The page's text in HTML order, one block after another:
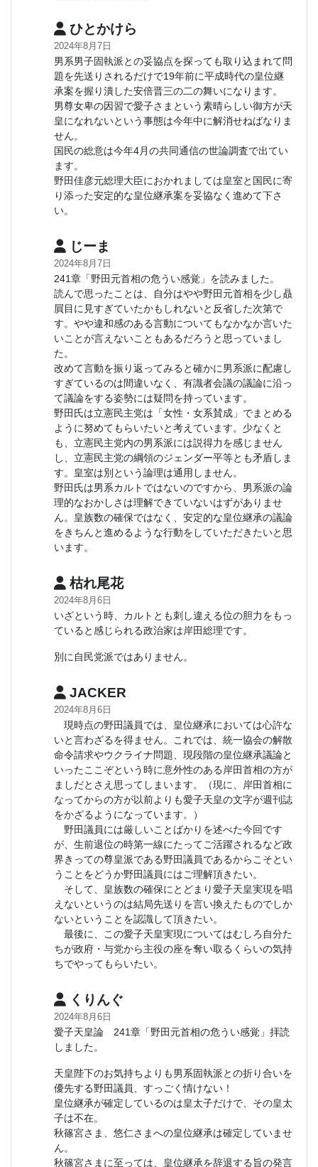
ひとかけら
2024年8月7日
男系男子固執派との妥協点を探っても取り込まれて問
題を先送りされるだけで19年前に平成時代の皇位継
承案を握り潰した安倍晋三の二の舞いになります。
男尊女卑の因習で愛子さまという素晴らしい御方が天
皇になれないという事態は今年中に解消せねばなりま
せん。
国民の総意は今年4月の共同通信の世論調査で出てい
ます。
野田佳彦元総理大臣におかれましては皇室と国民に寄
り添った安定的な皇位継承案を妥協なく進めて下さ
い。
じーま
2024年8月7日
241章「野田元首相の危うい感覚」を読みました。
読んで思ったことは、自分はやや野田元首相を少し贔
屓目に見すぎていたかもしれないと反省した次第で
す。やや違和感のある言動についてもなかなか言いた
いことが言えないこともあるだろうと思っていまし
た。
改めて言動を振り返ってみると確かに男系派に配慮し
すぎているのは間違いなく、有識者会議の議論に沿っ
て議論をする姿勢には疑問を持っています。
野田氏は立憲民主党は「女性・女系賛成」でまとめる
ように努めてもらいたいと考えています。少なくと
も、立憲民主党内の男系派には説得力を感じません
し、立憲民主党の綱領のジェンダー平等とも矛盾しま
す。皇室は別という論理は通用しません。
野田氏は男系カルトではないのですから、男系派の論
理的なおかしさは理解できていないはずがありませ
ん。皇族数の確保ではなく、安定的な皇位継承の議論
をきちんと進めるような行動をしていただきたいと思
います。
枯れ尾花
2024年8月6日
いざという時、カルトとも刺し違える位の胆力をもっ
ていると感じられる政治家は岸田総理です。
別に自民党派ではありません。
JACKER
2024年8月6日
現時点の野田議員では、皇位継承においては心許な
いと言わざるを得ません。これでは、統一協会の解散
命令請求やウクライナ問題、現段階の皇位継承議論と
いったここぞという時に意外性のある岸田首相の方が
ましだとさえ思ってしまいます。（現に、岸田首相に
なってからの方が以前よりも愛子天皇の文字が週刊誌
をかざるようになっています。）
野田議員には厳しいことばかりを述べた今回です
が、生前退位の時第一線にたってご活躍されるなど政
界きっての尊皇派である野田議員であるからこそとい
うことをどうか野田議員にはご理解頂きたい。
そして、皇族数の確保にとどまり愛子天皇実現を唱
えないというのは結局先送りを言い換えたものでしか
ないということを認識して頂きたい。
最後に、この愛子天皇実現についてはむしろ自分た
ちが政府・与党から主役の座を奪い取るくらいの気持
ちでやってもらいたい。
くりんぐ
2024年8月6日
愛子天皇論 241章「野田元首相の危うい感覚」拝読
しました。
天皇陛下のお気持ちよりも男系固執派との折り合いを
優先する野田議員、すっごく情けない！
皇位継承が確定しているのは皇太子だけで、その皇太
子は不在。
秋篠宮さま、悠仁さまへの皇位継承は確定していませ
ん。
秋篠宮さまに至っては、皇位継承を辞退する旨の発言